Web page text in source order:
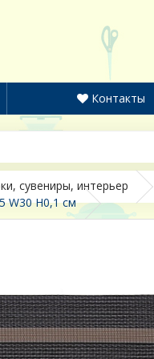
Контакты
сувениры, интерьер
W30 H0,1 см